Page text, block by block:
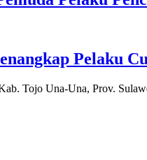
Pelaku
Tojo Una-Una, Prov.